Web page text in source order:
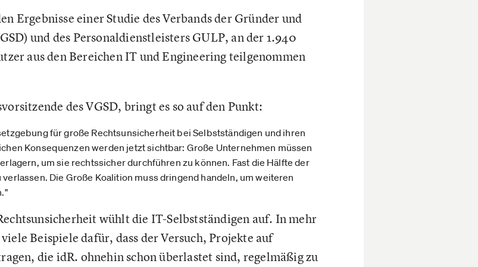
Ergebnisse einer Studie des Verbands der Gründer und
und des Personaldienstleisters GULP, an der 1.940
aus den Bereichen IT und Engineering teilgenommen
des VGSD, bringt es so auf den Punkt:
für große Rechtsunsicherheit bei Selbstständigen und ihren
Konsequenzen werden jetzt sichtbar: Große Unternehmen müssen
um sie rechtssicher durchführen zu können. Fast die Hälfte der
Die Große Koalition muss dringend handeln, um weiteren
wühlt die IT-Selbstständigen auf. In mehr
Beispiele dafür, dass der Versuch, Projekte auf
die idR. ohnehin schon überlastet sind, regelmäßig zu